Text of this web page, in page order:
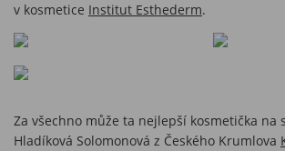
v kosmetice Institut Esthederm.
Za všechno může ta nejlepší kosmetička na
Hladíková Solomonová z Českého Krumlova